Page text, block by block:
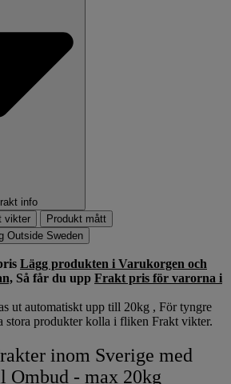
info
vikter
Produkt mått
Outside Sweden
Lägg produkten i Varukorgen och
Så får du upp Frakt pris för varorna i
ut automatiskt upp till 20kg , För tyngre
stora produkter kolla i fliken Frakt vikter.
inom Sverige med
Ombud - max 20kg